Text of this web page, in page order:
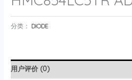
分类： DIODE
用户评价 (0)